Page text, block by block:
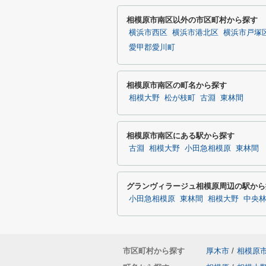
相模原市南区以外の市区町村から探す
横浜市西区 横浜市港北区
横浜市戸塚
愛甲郡愛川町
相模原市南区の町名から探す
相模大野 松が枝町 古淵 東林間
相模原市南区にある駅から探す
古淵 相模大野 小田急相模原 東林間
グランヴィラージュ相模原周辺の駅か
小田急相模原 東林間 相模大野 中央
市区町村から探す 厚木市 / 相模原